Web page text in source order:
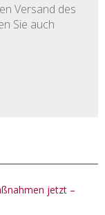
Versand des
Sie auch
jetzt –